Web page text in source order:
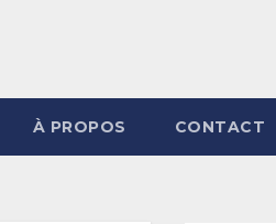
À PROPOS CONTACT